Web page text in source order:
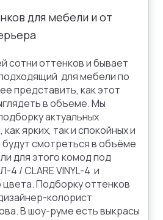
для мебели и от
сотни оттенков и бывает
для мебели по
представить, как этот
в объеме. Мы
актуальных
ярких, так и спокойных и
будут смотреться в объёме
для этого комод под
4 / CLARE VINYL-4 и
цвета. Подборку оттенков
колорист
В шоу-руме есть выкрасы